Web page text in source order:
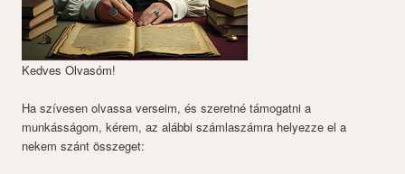
Kedves Olvasóm!
Ha szívesen olvassa verseim, és szeretné támogatni a
munkásságom, kérem, az alábbi számlaszámra helyezze el a
nekem szánt összeget: